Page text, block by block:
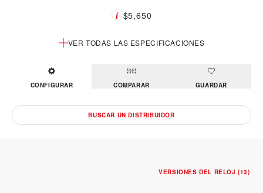
VER TODAS LAS ESPECIFICACIONES
$5,650
CONFIGURAR COMPARAR GUARDAR
BUSCAR UN DISTRIBUIDOR
VERSIONES DEL RELOJ (13)